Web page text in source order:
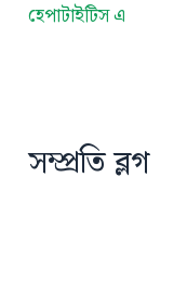
হেপাটাইটিস এ
সম্প্রতি ব্লগ